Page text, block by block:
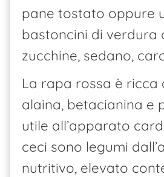
pane tostato oppure
bastoncini di verdura
zucchine, sedano,
La rapa rossa è ricca
alaina, betacianina e
utile all’apparato
ceci sono legumi
nutritivo, elevato